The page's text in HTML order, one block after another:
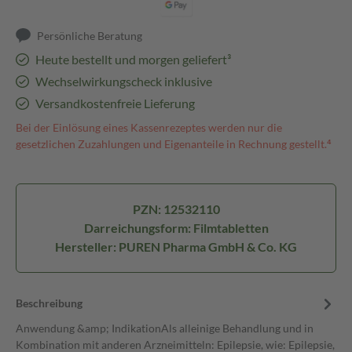
Persönliche Beratung
Heute bestellt und morgen geliefert³
Wechselwirkungscheck inklusive
Versandkostenfreie Lieferung
Bei der Einlösung eines Kassenrezeptes werden nur die
gesetzlichen Zuzahlungen und Eigenanteile in Rechnung gestellt.⁴
PZN: 12532110
Darreichungsform: Filmtabletten
Hersteller: PUREN Pharma GmbH & Co. KG
Beschreibung
Anwendung &amp; IndikationAls alleinige Behandlung und in
Kombination mit anderen Arzneimitteln: Epilepsie, wie: Epilepsie,